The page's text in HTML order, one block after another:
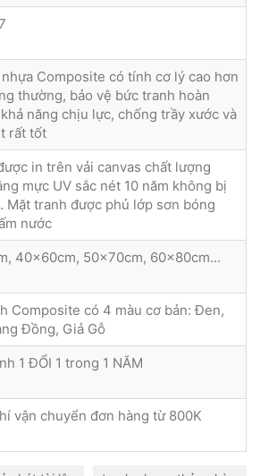
nhựa Composite có tính cơ lý cao hơn
thường, bảo vệ bức tranh hoàn
năng chịu lực, chống trầy xước và
rất tốt
in trên vải canvas chất lượng
mực UV sắc nét 10 năm không bị
Mặt tranh được phủ lớp sơn bóng
nước
40x60cm, 50x70cm, 60x80cm...
Composite có 4 màu cơ bản: Đen,
Đồng, Giả Gỗ
1 ĐỔI 1 trong 1 NĂM
vận chuyển đơn hàng từ 800K